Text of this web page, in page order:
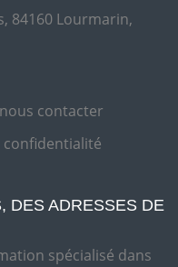
84160 Lourmarin,
contacter
DES ADRESSES DE
spécialisé dans